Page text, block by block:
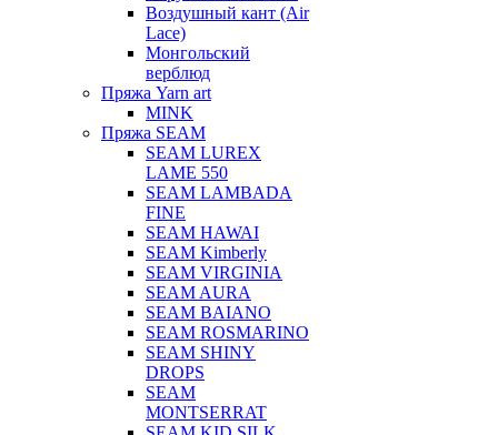
Воздушный кант (Air
Lace)
Монгольский
верблюд
Пряжа Yarn art
MINK
Пряжа SEAM
SEAM LUREX
LAME 550
SEAM LAMBADA
FINE
SEAM HAWAI
SEAM Kimberly
SEAM VIRGINIA
SEAM AURA
SEAM BAIANO
SEAM ROSMARINO
SEAM SHINY
DROPS
SEAM
MONTSERRAT